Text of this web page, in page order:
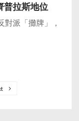
普拉斯地位
派「攤牌」，